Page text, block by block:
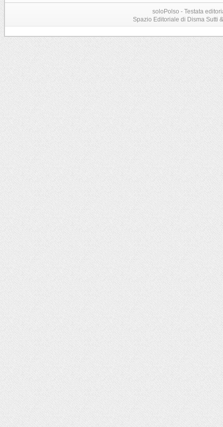
soloPolso - Testata
Spazio Editoriale di Disma Sutti